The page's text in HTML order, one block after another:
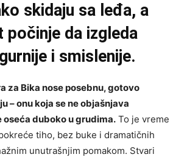
skidaju sa leđa, a
počinje da izgleda
i smislenije.
za Bika nose posebnu, gotovo
– onu koja se ne objašnjava
oseća duboko u grudima. To je vreme
tiho, bez buke i dramatičnih
unutrašnjim pomakom. Stvari